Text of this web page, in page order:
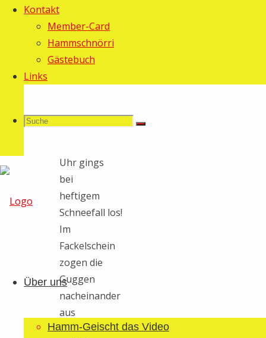
Kontakt
Member-Card
Hammschnörri
Gästebuch
Links
Suche
Suchen
Suche
Guggemusig
Lömpe
springenÜber uns
Hamm-Geischt das Video
Termine
Am
Freitagabend
Schönegröndler
Guggetreffe
Uhr gings
bei
heftigem
Schneefall los!
Im
Fackelschein
zogen die
Guggen
nacheinander
aus
verschiedenen